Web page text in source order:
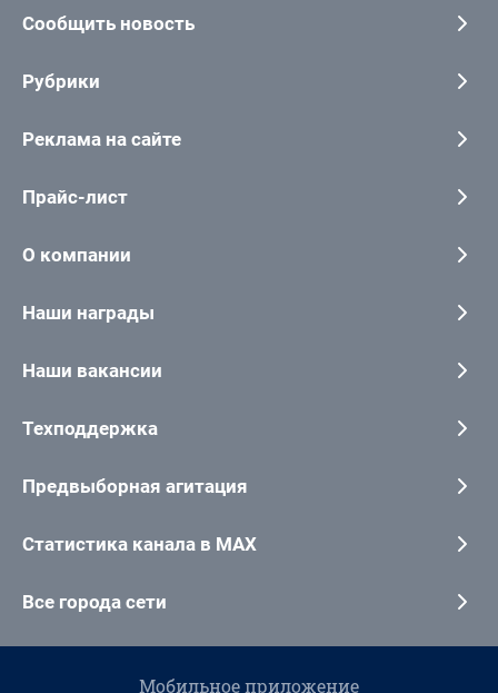
Сообщить новость
Рубрики
Реклама на сайте
Прайс-лист
О компании
Наши награды
Наши вакансии
Техподдержка
Предвыборная агитация
Статистика канала в MAX
Все города сети
Мобильное приложение